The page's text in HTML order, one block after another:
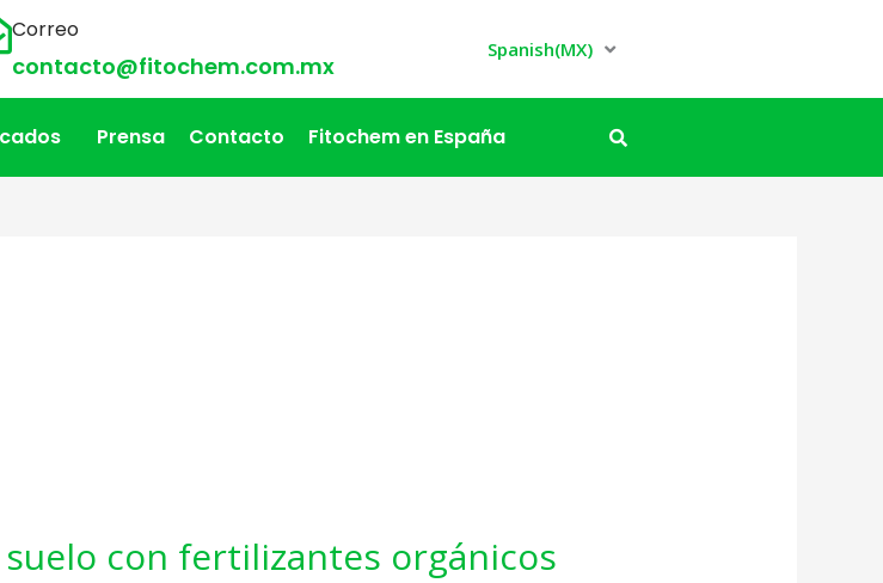
Correo
contacto@fitochem.com.mx
Spanish(MX)
Prensa Contacto Fitochem en España
con fertilizantes orgánicos